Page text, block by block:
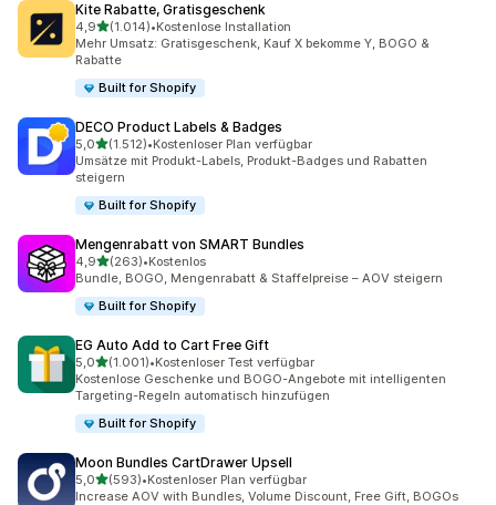
Kite Rabatte, Gratisgeschenk
4,9von 5 Sternen
(1.014)
1014 Rezensionen insgesamt
•Kostenlose Installation
Mehr Umsatz: Gratisgeschenk, Kauf X bekomme Y, BOGO &
Rabatte
Built for Shopify
DECO Product Labels & Badges
5,0von 5 Sternen
(1.512)
1512 Rezensionen insgesamt
•Kostenloser Plan verfügbar
Umsätze mit Produkt-Labels, Produkt-Badges und Rabatten
steigern
Built for Shopify
Mengenrabatt von SMART Bundles
4,9von 5 Sternen
(263)
263 Rezensionen insgesamt
•Kostenlos
Bundle, BOGO, Mengenrabatt & Staffelpreise – AOV steigern
Built for Shopify
EG Auto Add to Cart Free Gift
5,0von 5 Sternen
(1.001)
1001 Rezensionen insgesamt
•Kostenloser Test verfügbar
Kostenlose Geschenke und BOGO-Angebote mit intelligenten
Targeting-Regeln automatisch hinzufügen
Built for Shopify
Moon Bundles CartDrawer Upsell
5,0von 5 Sternen
(593)
593 Rezensionen insgesamt
•Kostenloser Plan verfügbar
Increase AOV with Bundles, Volume Discount, Free Gift, BOGOs